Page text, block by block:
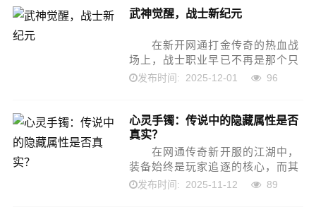
是迷茫...
武神觉醒，战士新纪元
在新开网通打金传奇的热血战
场上，战士职业早已不再是那个只
知冲锋、依赖装备硬抗的“铁疙
发布时间: 2025-12-01 96
心灵手镯：传说中的隐藏属性是否
真实？
在网通传奇新开服的江湖中，
装备始终是玩家追逐的核心，而其
中最引人遐想的，莫过于那些传闻
发布时间: 2025-11-12 89